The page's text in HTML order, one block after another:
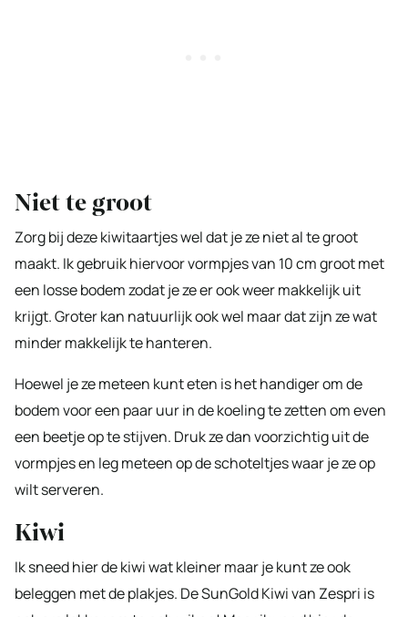
Niet te groot
Zorg bij deze kiwitaartjes wel dat je ze niet al te groot
maakt. Ik gebruik hiervoor vormpjes van 10 cm groot met
een losse bodem zodat je ze er ook weer makkelijk uit
krijgt. Groter kan natuurlijk ook wel maar dat zijn ze wat
minder makkelijk te hanteren.
Hoewel je ze meteen kunt eten is het handiger om de
bodem voor een paar uur in de koeling te zetten om even
een beetje op te stijven. Druk ze dan voorzichtig uit de
vormpjes en leg meteen op de schoteltjes waar je ze op
wilt serveren.
Kiwi
Ik sneed hier de kiwi wat kleiner maar je kunt ze ook
beleggen met de plakjes. De SunGold Kiwi van Zespri is